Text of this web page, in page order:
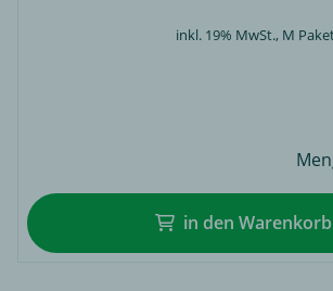
inkl. 19% MwSt., M
in den Warenkorb